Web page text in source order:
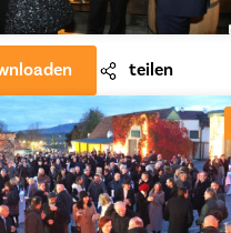
teilen